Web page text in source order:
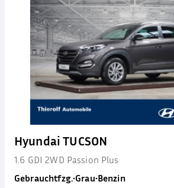
Hyundai TUCSON
1.6 GDI 2WD Passion Plus
Gebrauchtfzg.•Grau•Benzin